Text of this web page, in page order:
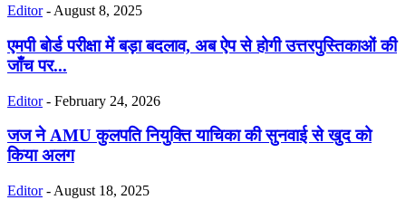
Editor - August 8, 2025
एमपी बोर्ड परीक्षा में बड़ा बदलाव, अब ऐप से होगी उत्तरपुस्तिकाओं की
जाँच पर...
Editor - February 24, 2026
जज ने AMU कुलपति नियुक्ति याचिका की सुनवाई से खुद को
किया अलग
Editor - August 18, 2025